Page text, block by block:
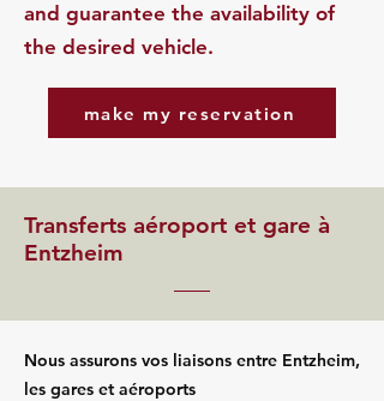
and guarantee the availability of
the desired vehicle.
make my reservation
Transferts aéroport et gare à
Entzheim
Nous assurons vos liaisons entre Entzheim,
les gares et aéroports